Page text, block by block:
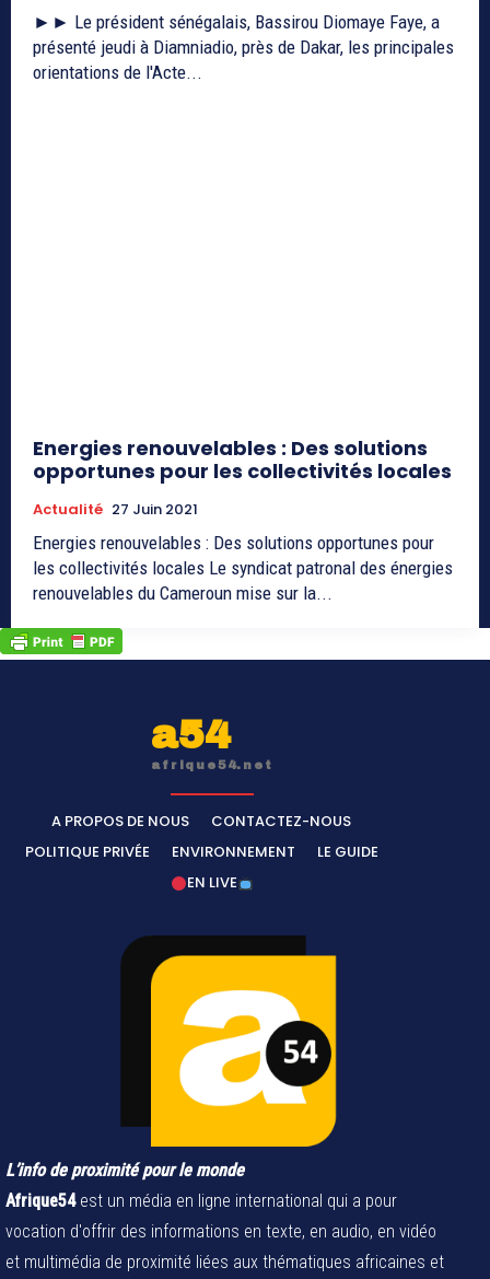
►► Le président sénégalais, Bassirou Diomaye Faye, a
présenté jeudi à Diamniadio, près de Dakar, les principales
orientations de l'Acte...
Energies renouvelables : Des solutions
opportunes pour les collectivités locales
Actualité 27 Juin 2021
Energies renouvelables : Des solutions opportunes pour
les collectivités locales Le syndicat patronal des énergies
renouvelables du Cameroun mise sur la...
a54
afrique54.net
A PROPOS DE NOUS
CONTACTEZ-NOUS
POLITIQUE PRIVÉE
ENVIRONNEMENT
LE GUIDE
EN LIVE
L’info de proximité pour le monde
Afrique54est un média en ligne international qui a pour
vocation d'offrir des informations en texte, en audio, en vidéo
et multimédia de proximité liées aux thématiques africaines et